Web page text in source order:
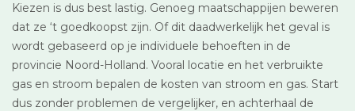
Kiezen is dus best lastig. Genoeg maatschappijen beweren
dat ze ‘t goedkoopst zijn. Of dit daadwerkelijk het geval is
wordt gebaseerd op je individuele behoeften in de
provincie Noord-Holland. Vooral locatie en het verbruikte
gas en stroom bepalen de kosten van stroom en gas. Start
dus zonder problemen de vergelijker, en achterhaal de